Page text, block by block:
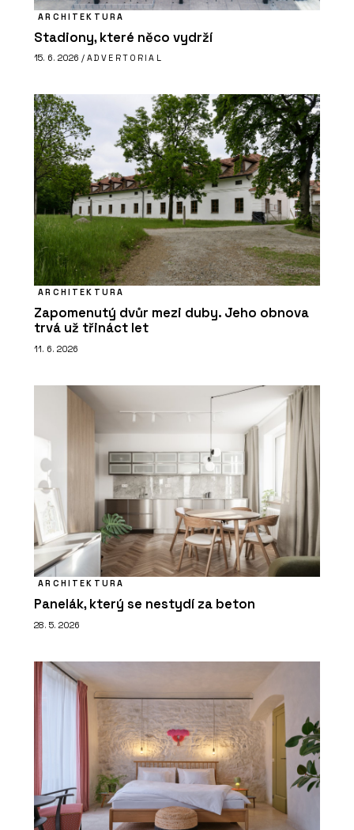
ARCHITEKTURA
Stadiony, které něco vydrží
15. 6. 2026 / ADVERTORIAL
ARCHITEKTURA
Zapomenutý dvůr mezi duby. Jeho obnova
trvá už třináct let
11. 6. 2026
ARCHITEKTURA
Panelák, který se nestydí za beton
28. 5. 2026